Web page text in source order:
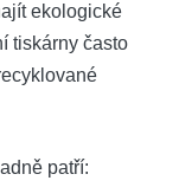
ekologické
tiskárny často
patří: